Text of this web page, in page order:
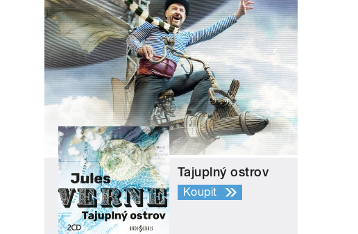
Tajuplný ostrov
Koupit